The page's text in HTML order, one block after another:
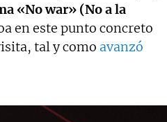
«No war» (No a la
en este punto concreto
tal y como avanzó